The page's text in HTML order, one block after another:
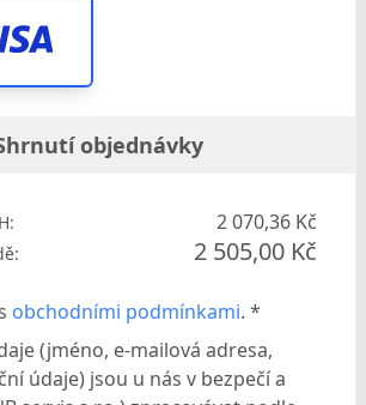
objednávky
2 070,36 Kč
2 505,00 Kč
obchodními podmínkami. *
(jméno, e-mailová adresa,
údaje) jsou u nás v bezpečí a